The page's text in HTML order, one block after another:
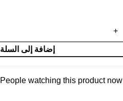
إضافة إلى السلة
People watching this product now!